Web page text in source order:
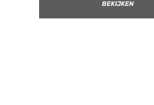
BEKIJKEN